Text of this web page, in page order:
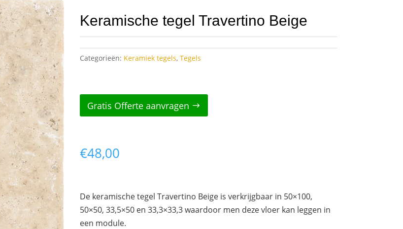
Keramische tegel Travertino Beige
Categorieën: Keramiek tegels,Tegels
Gratis Offerte aanvragen
€48,00
De keramische tegel Travertino Beige is verkrijgbaar in 50×100,
50×50, 33,5×50 en 33,3×33,3 waardoor men deze vloer kan leggen in
een module.